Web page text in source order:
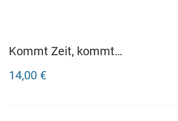
Kommt Zeit, kommt
14,00 €